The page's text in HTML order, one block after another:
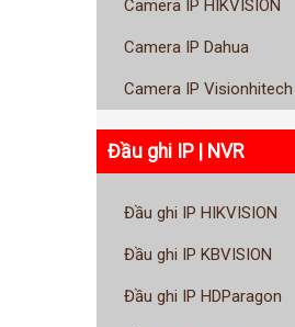
Camera IP HIKVISION
Camera IP Dahua
Camera IP Visionhitech
Đầu ghi IP | NVR
Đầu ghi IP HIKVISION
Đầu ghi IP KBVISION
Đầu ghi IP HDParagon